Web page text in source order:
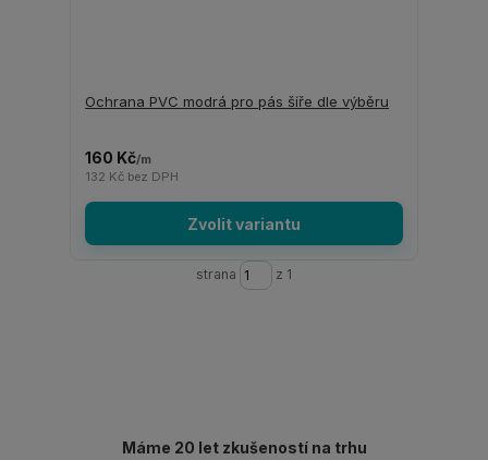
Ochrana PVC modrá pro pás šíře dle výběru
160 Kč/m
132 Kč bez DPH
Zvolit variantu
strana z 1
Máme 20 let zkušeností na trhu